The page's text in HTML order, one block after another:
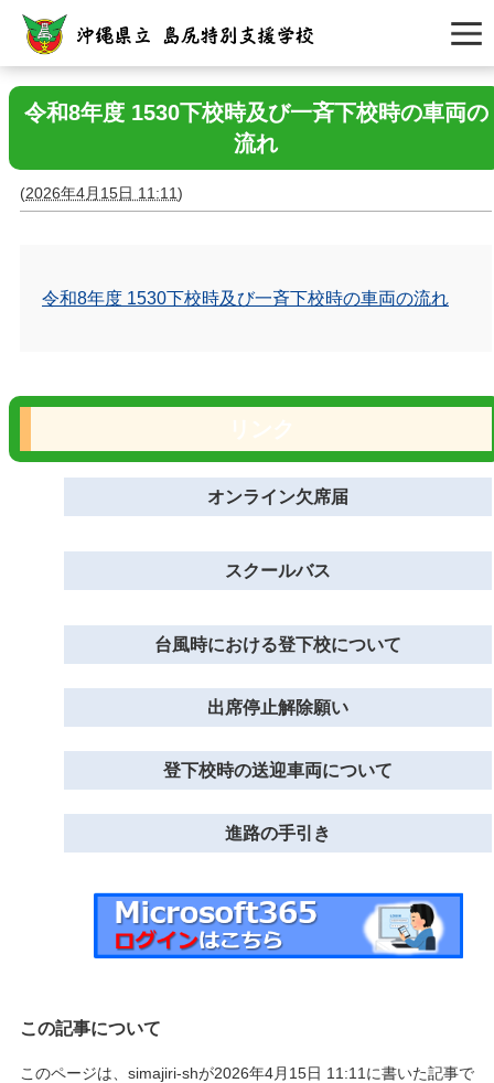
令和8年度 1530下校時及び一斉下校時の車両の
流れ
(2026年4月15日 11:11)
令和8年度 1530下校時及び一斉下校時の車両の流れ
オンライン欠席届
スクールバス
台風時における登下校について
出席停止解除願い
登下校時の送迎車両について
進路の手引き
この記事について
このページは、simajiri-shが2026年4月15日 11:11に書いた記事で